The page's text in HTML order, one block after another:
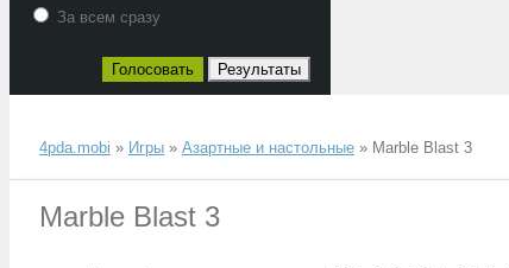
За всем сразу
Голосовать Результаты
4pda.mobi » Игры » Азартные и настольные » Marble Blast 3
Marble Blast 3